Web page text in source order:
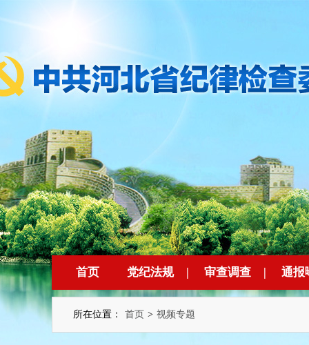
首页 党纪法规 | 审查调查 | 通报
所在位置： 首页 > 视频专题